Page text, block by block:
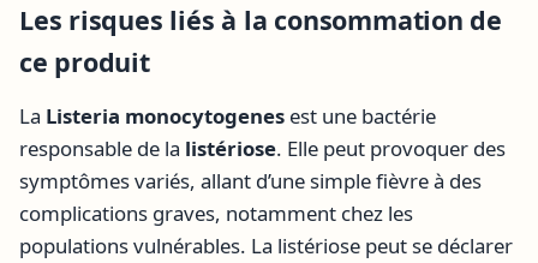
Les risques liés à la consommation de
ce produit
La Listeria monocytogenes est une bactérie
responsable de la listériose. Elle peut provoquer des
symptômes variés, allant d’une simple fièvre à des
complications graves, notamment chez les
populations vulnérables. La listériose peut se déclarer